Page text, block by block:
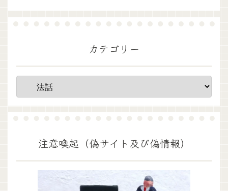
カテゴリー
注意喚起（偽サイト及び偽情報）